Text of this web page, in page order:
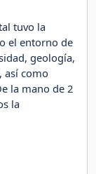
tuvo la
el entorno de
geología,
así como
la mano de 2
la